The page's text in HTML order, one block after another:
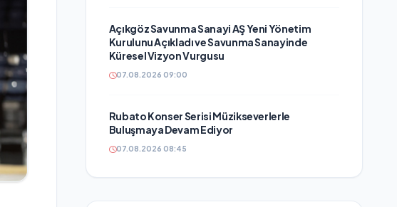
Açıkgöz Savunma Sanayi AŞ Yeni Yönetim
Kurulunu Açıkladı ve Savunma Sanayinde
Küresel Vizyon Vurgusu
07.08.2026 09:00
Rubato Konser Serisi Müzikseverlerle
Buluşmaya Devam Ediyor
07.08.2026 08:45